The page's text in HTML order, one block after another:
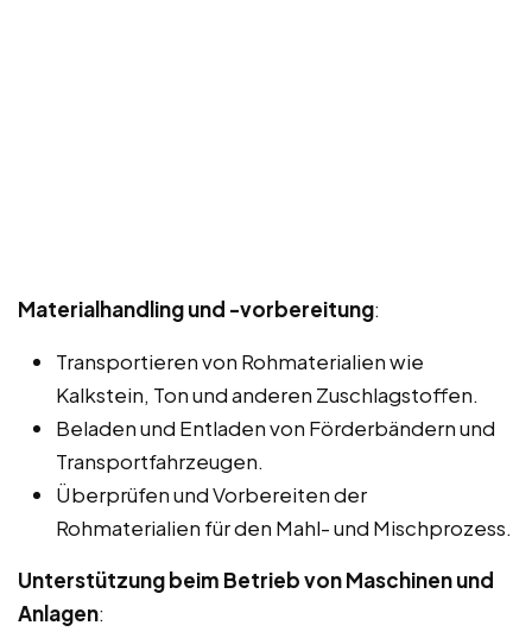
Materialhandling und -vorbereitung:
Transportieren von Rohmaterialien wie
Kalkstein, Ton und anderen Zuschlagstoffen.
Beladen und Entladen von Förderbändern und
Transportfahrzeugen.
Überprüfen und Vorbereiten der
Rohmaterialien für den Mahl- und Mischprozess.
Unterstützung beim Betrieb von Maschinen und
Anlagen: